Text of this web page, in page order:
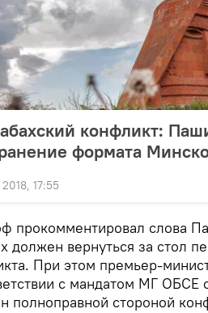
конфликт:
формата
17:55
прокомментировал слова
должен вернуться за стол
При этом премьер-
с мандатом МГ ОБСЕ
полноправной стороной